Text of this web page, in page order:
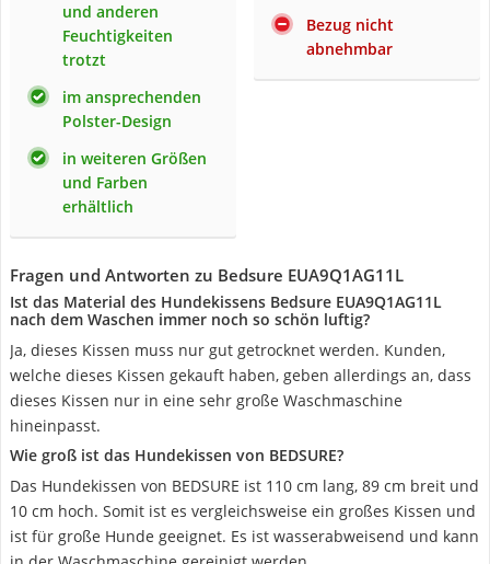
und anderen
Feuchtigkeiten
trotzt
im ansprechenden
Polster-Design
in weiteren Größen
und Farben
erhältlich
Bezug nicht
abnehmbar
Fragen und Antworten zu Bedsure EUA9Q1AG11L
Ist das Material des Hundekissens Bedsure EUA9Q1AG11L
nach dem Waschen immer noch so schön luftig?
Ja, dieses Kissen muss nur gut getrocknet werden. Kunden,
welche dieses Kissen gekauft haben, geben allerdings an, dass
dieses Kissen nur in eine sehr große Waschmaschine
hineinpasst.
Wie groß ist das Hundekissen von BEDSURE?
Das Hundekissen von BEDSURE ist 110 cm lang, 89 cm breit und
10 cm hoch. Somit ist es vergleichsweise ein großes Kissen und
ist für große Hunde geeignet. Es ist wasserabweisend und kann